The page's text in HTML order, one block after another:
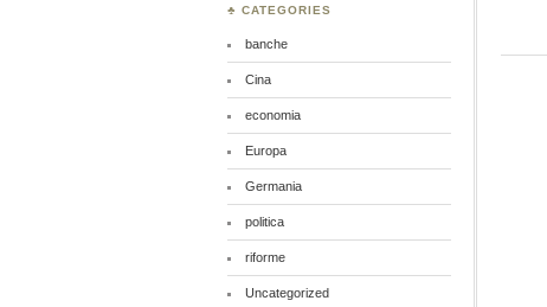
♣ CATEGORIES
banche
Cina
economia
Europa
Germania
politica
riforme
Uncategorized